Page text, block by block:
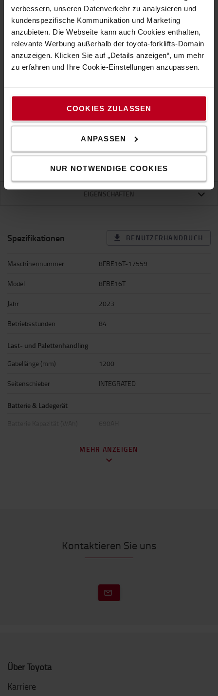
verbessern, unseren Datenverkehr zu analysieren und
kundenspezifische Kommunikation und Marketing
anzubieten. Die Webseite kann auch Cookies enthalten,
relevante Werbung außerhalb der toyota-forklifts-Domain
anzuzeigen. Klicken Sie auf „Details anzeigen“, um mehr
zu erfahren und Ihre Cookie-Einstellungen anzupassen.
COOKIES ZULASSEN
ANPASSEN
NUR NOTWENDIGE COOKIES
Service hinzufügen
Service-Paket
Keinen Service ausgewählt
Frei Haus!
Aufbereitet und bereit, versendet zu werden.
Status:Aufbereitet und bereit, versendet zu werden.
IN DEN WARENKORB
KONTAKTIEREN SIE UNS
EIGENSCHAFTEN
Spezifikationen BENUTZERHANDBUCH
Maschinennummer 8FBE16T-17559
Model 8FBE16T
Jahr 2023
Betriebsstunden 84
Last- und Palettenhandling
Gabellänge (mm)
1200
Seitenschieber INTEGRATED
Batterie & Ladegerät
Batterie Kapazität (V/Ah)
690AH
STANDARD
NO
MEHR ANZEIGEN
Kontaktieren Sie uns
Über Toyota
Karriere